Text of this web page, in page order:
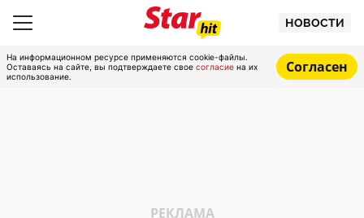
НОВОСТИ
На информационном ресурсе применяются cookie-файлы.
Оставаясь на сайте, вы подтверждаете свое согласие на их
использование.
Согласен